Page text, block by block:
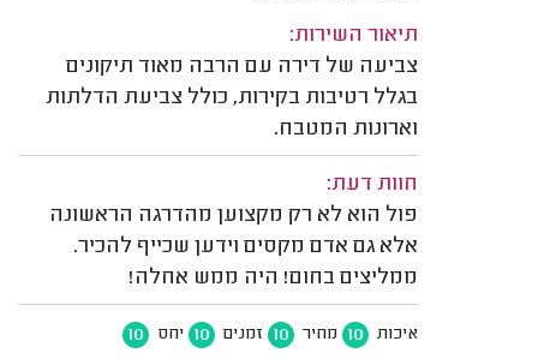
תיאור השירות:
צביעה של דירה עם הרבה מאוד תיקונים
בגלל רטיבות בקירות, כולל צביעת הדלתות
וארונות המטבח.
חוות דעת:
פול הוא לא רק מקצוען מהדרגה הראשונה
אלא גם אדם מקסים וידען שכייף להכיר.
ממליצים בחום! היה ממש אחלה!
איכות 10 מחיר 10 זמנים 10 יחס 10